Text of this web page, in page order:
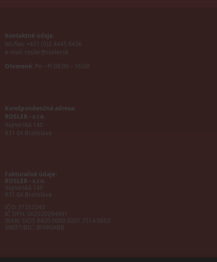
Kontaktné údaje:
tel./fax: +421 (0)2 4445 6436
e-mail: rosler@rosler.sk
Otvorené: Po – Pi 08:00 – 16:00
Korešpondenčná adresa:
ROSLER - s.r.o.
Vajnorská 140
831 04 Bratislava
Fakturačné údaje:
ROSLER - s.r.o.
Vajnorská 140
831 04 Bratislava
IČO: 31352243
IČ DPH: SK2020294991
IBAN: SK55 8420 0000 0001 7514 0603
SWIFT/BIC: BFKKSKBB